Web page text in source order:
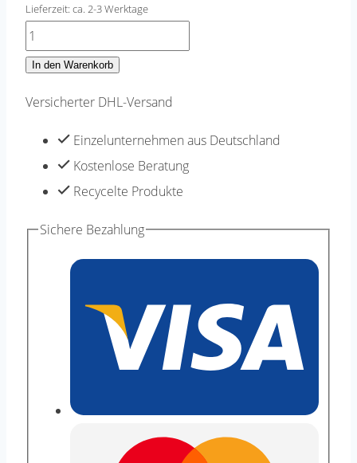
Lieferzeit: ca. 2-3 Werktage
Strickwolle
Strickgarn
hellgrau
recycled
Baumwolle
weich
Knäul
In den Warenkorb
Versicherter DHL-Versand
Einzelunternehmen aus Deutschland
Kostenlose Beratung
Recycelte Produkte
Sichere Bezahlung